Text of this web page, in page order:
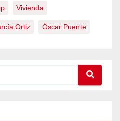
Vivienda
Ortiz Óscar Puente